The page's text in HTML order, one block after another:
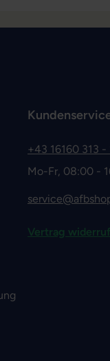
+43 16160 313 -
Mo-Fr, 08:00 -
Vertrag